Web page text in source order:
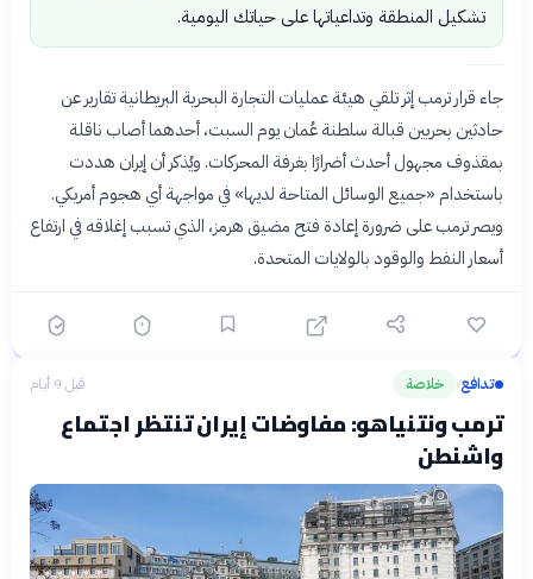
تشكيل المنطقة وتداعياتها على حياتك اليومية.
جاء قرار ترمب إثر تلقي هيئة عمليات التجارة البحرية البريطانية تقارير عن
حادثين بحريين قبالة سلطنة عُمان يوم السبت، أحدهما أصاب ناقلة
بمقذوف مجهول أحدث أضرارًا بغرفة المحركات. ويُذكر أن إيران هددت
باستخدام «جميع الوسائل المتاحة لديها» في مواجهة أي هجوم أمريكي.
ويصر ترمب على ضرورة إعادة فتح مضيق هرمز، الذي تسبب إغلاقه في ارتفاع
أسعار النفط والوقود بالولايات المتحدة.
تدافع› خلاصة قبل 9 أيام
ترمب ونتنياهو: مفاوضات إيران تنتظر اجتماع
واشنطن